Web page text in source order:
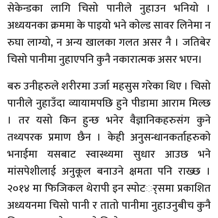
सेकेन्डका लागि चिसो पानीले नुहाउन भनियो ।
अध्ययनका क्रममा के पाइयो भने कोल्ड सावर लिनेमा न
रुघा लाग्यो, न अन्य खालका गलत असर नै । जतिबेर
चिसो पानीमा नुहाएपनि कुनै नकारात्मक असर भएन।
बरु उनीहरुले शरीरमा उर्जा महसुस गरेका थिए । चिसो
पानीले नुहाउँदा व्यायामपछि हुने पीडामा आराम मिल्छ
। तर यसो किन हुन्छ भनेर वैज्ञानिकहरुसंग कुने
तथ्यपरक प्रमाण छैन । केही अनुसन्धानकर्ताहरुको
भनाईमा यसबाट स्वास्थ्यमा सुधार आउछ भने
मांसपेशीलाई अनुकूल बनाउने क्षमता पनि राख्छ ।
२०१४ मा फिजिकल थेरापी इन स्पोटर््समा प्रकाशित
अध्ययनमा चिसो पानी र तातो पानीमा नुहाउनुबीच कुनै